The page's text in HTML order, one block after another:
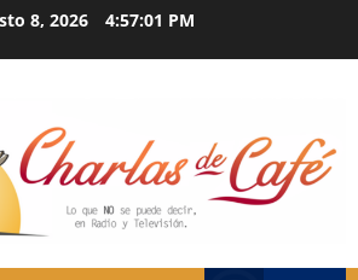
8, 2026 4:57:02 PM